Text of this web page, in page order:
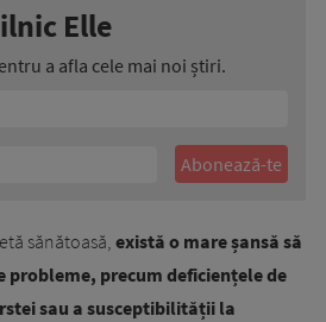
Elle
a afla cele mai noi știri.
sănătoasă,există o mare șansă să
probleme, precum deficiențele de
sau a susceptibilității la